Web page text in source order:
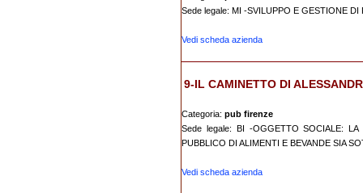
Sede legale: MI -SVILUPPO E GESTIONE
Vedi scheda azienda
9-IL CAMINETTO DI
Categoria: pub firenze
Sede legale: BI -OGGETTO SOCIALE:
PUBBLICO DI ALIMENTI E BEVANDE SIA
Vedi scheda azienda